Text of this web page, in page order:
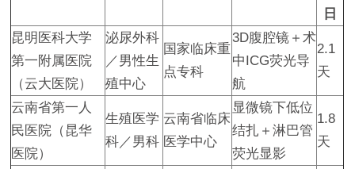
日
昆明医科大学
第一附属医院
（云大医院）
泌尿外科
／男性生
殖中心
国家临床重
点专科
3D腹腔镜＋术
中ICG荧光导
航
2.1
天
云南省第一人
民医院（昆华
医院）
生殖医学
科／男科
云南省临床
医学中心
显微镜下低位
结扎＋淋巴管
荧光显影
1.8
天